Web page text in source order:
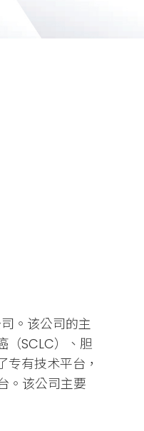
。该公司的主
（SCLC）、胆
有技术平台，
。该公司主要